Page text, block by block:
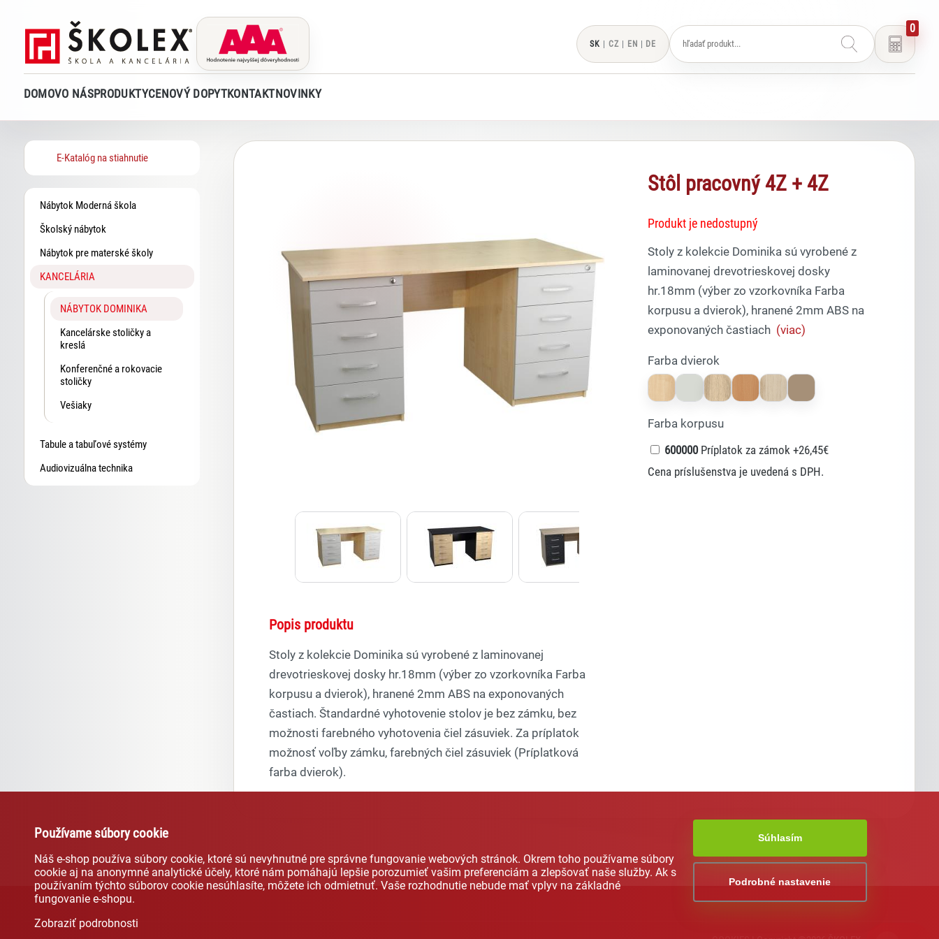
SK | CZ | EN | DE
0
DOMOVO NÁSPRODUKTYCENOVÝ DOPYTKONTAKTNOVINKY
E-Katalóg na stiahnutie
Nábytok Moderná škola
Školský nábytok
Nábytok pre materské školy
KANCELÁRIA
NÁBYTOK DOMINIKA
Kancelárske stoličky a
kreslá
Konferenčné a rokovacie
stoličky
Vešiaky
Tabule a tabuľové systémy
Audiovizuálna technika
Stôl pracovný 4Z + 4Z
Produkt je nedostupný
Stoly z kolekcie Dominika sú vyrobené z
laminovanej drevotrieskovej dosky
hr.18mm (výber zo vzorkovníka Farba
korpusu a dvierok), hranené 2mm ABS na
exponovaných častiach (viac)
Farba dvierok
Farba korpusu
600000Príplatok za zámok+26,45€
Cena príslušenstva je uvedená s DPH.
Popis produktu
Stoly z kolekcie Dominika sú vyrobené z laminovanej
drevotrieskovej dosky hr.18mm (výber zo vzorkovníka Farba
korpusu a dvierok), hranené 2mm ABS na exponovaných
častiach. Štandardné vyhotovenie stolov je bez zámku, bez
možnosti farebného vyhotovenia čiel zásuviek. Za príplatok
možnosť voľby zámku, farebných čiel zásuviek (Príplatková
farba dvierok).
Používame súbory cookie
Náš e-shop používa súbory cookie, ktoré sú nevyhnutné pre správne fungovanie webových stránok. Okrem toho používame súbory
cookie aj na anonymné analytické účely, ktoré nám pomáhajú lepšie porozumieť vašim preferenciám a zlepšovať naše služby. Ak s
používaním týchto súborov cookie nesúhlasíte, môžete ich odmietnuť. Vaše rozhodnutie nebude mať vplyv na základné
fungovanie e-shopu.
Zobraziť podrobnosti
Súhlasím
Podrobné nastavenie
Lexi
Asistent pre školský nábytok a